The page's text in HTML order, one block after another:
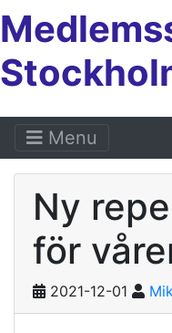
Menu
Ny
för
2021-12-01